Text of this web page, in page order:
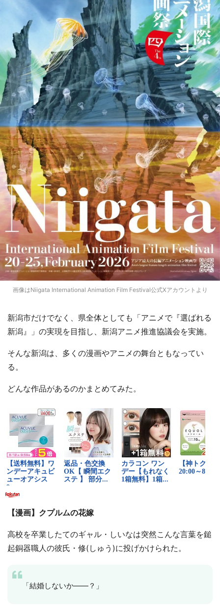
画像はNiigata International Animation Film Festival公式Xアカウントより
新潟市だけでなく、県全体としても「アニメで『選ばれる
新潟』」の実現を目指し、新潟アニメ推進協議会を実施。
そんな新潟は、多くの漫画やアニメの舞台ともなってい
る。
どんな作品があるのかまとめてみた。
【漫画】クプルムの花嫁
高校を卒業したてのギャル・しいなは突然こんな言葉を鎚
起銅器職人の彼氏・修(しゅう)に投げかけられた。
「結婚しないか――？」